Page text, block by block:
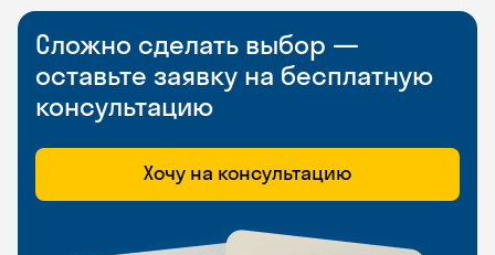
Сложно сделать выбор —
оставьте заявку на бесплатную
консультацию
Хочу на консультацию